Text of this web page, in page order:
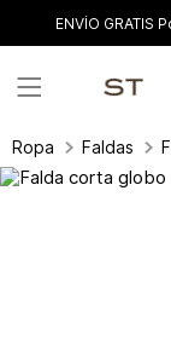
ENVÍO
Ropa Faldas